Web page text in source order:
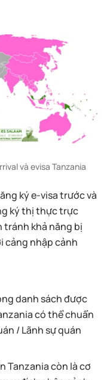
và evisa Tanzania
ký e-visa trước và
ký thị thực trực
khả năng bị
cảng nhập cảnh
danh sách được
có thể chuẩn
/ Lãnh sự quán
Tanzania còn là cơ